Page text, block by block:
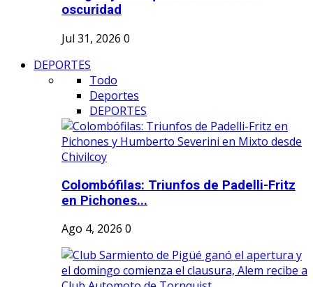
oscuridad
Jul 31, 2026 0
DEPORTES
Todo
Deportes
DEPORTES
Colombófilas: Triunfos de Padelli-Fritz
en Pichones...
Ago 4, 2026 0